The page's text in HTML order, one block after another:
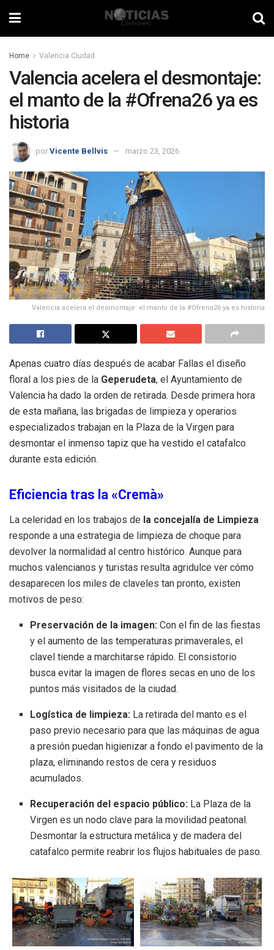
Home Valencia Ciudad
Valencia acelera el desmontaje:
el manto de la #Ofrena26 ya es
historia
por Vicente Bellvis marzo 23, 2026
Valencia acelera el desmontaje: el manto de la #Ofrena26 ya es historia
Apenas cuatro días después de acabar Fallas el diseño
floral a los pies de la Geperudeta, el Ayuntamiento de
Valencia ha dado la orden de retirada. Desde primera hora
de esta mañana, las brigadas de limpieza y operarios
especializados trabajan en la Plaza de la Virgen para
desmontar el inmenso tapiz que ha vestido el catafalco
durante esta edición.
Eficiencia tras la «Cremà»
La celeridad en los trabajos de la concejalía de Limpieza
responde a una estrategia de limpieza de choque para
devolver la normalidad al centro histórico. Aunque para
muchos valencianos y turistas resulta agridulce ver cómo
desaparecen los miles de claveles tan pronto, existen
motivos de peso:
Preservación de la imagen: Con el fin de las fiestas
y el aumento de las temperaturas primaverales, el
clavel tiende a marchitarse rápido. El consistorio
busca evitar la imagen de flores secas en uno de los
puntos más visitados de la ciudad.
Logística de limpieza: La retirada del manto es el
paso previo necesario para que las máquinas de agua
a presión puedan higienizar a fondo el pavimento de la
plaza, eliminando restos de cera y residuos
acumulados.
Recuperación del espacio público: La Plaza de la
Virgen es un nodo clave para la movilidad peatonal.
Desmontar la estructura metálica y de madera del
catafalco permite reabrir los flujos habituales de paso.